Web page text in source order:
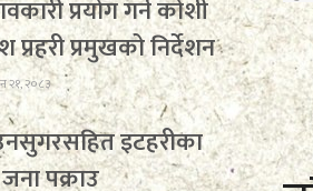
प्रयोग गर्न कोशी
प्रहरी प्रमुखको निर्देशन
२१, २०८३
इटहरीका
पक्राउ